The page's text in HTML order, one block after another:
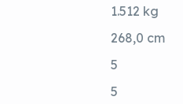
1.512 kg
268,0 cm
5
5